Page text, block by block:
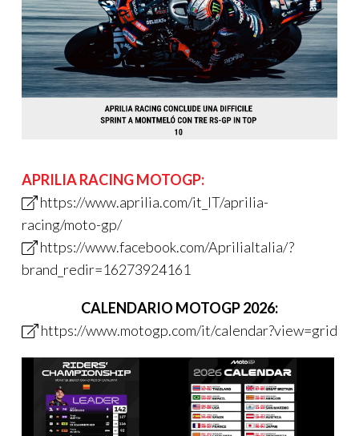
APRILIA RACING MOTOGP:
https://www.aprilia.com/it_IT/aprilia-
racing/moto-gp/
https://www.facebook.com/ApriliaItalia/?
brand_redir=16273924161
CALENDARIO MOTOGP 2026:
https://www.motogp.com/it/calendar?view=grid